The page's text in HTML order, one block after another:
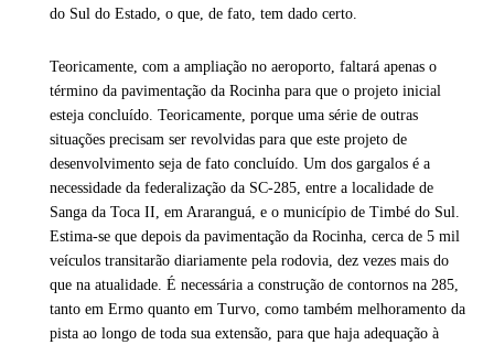
do Sul do Estado, o que, de fato, tem dado certo.
Teoricamente, com a ampliação no aeroporto, faltará apenas o
término da pavimentação da Rocinha para que o projeto inicial
esteja concluído. Teoricamente, porque uma série de outras
situações precisam ser revolvidas para que este projeto de
desenvolvimento seja de fato concluído. Um dos gargalos é a
necessidade da federalização da SC-285, entre a localidade de
Sanga da Toca II, em Araranguá, e o município de Timbé do Sul.
Estima-se que depois da pavimentação da Rocinha, cerca de 5 mil
veículos transitarão diariamente pela rodovia, dez vezes mais do
que na atualidade. É necessária a construção de contornos na 285,
tanto em Ermo quanto em Turvo, como também melhoramento da
pista ao longo de toda sua extensão, para que haja adequação à